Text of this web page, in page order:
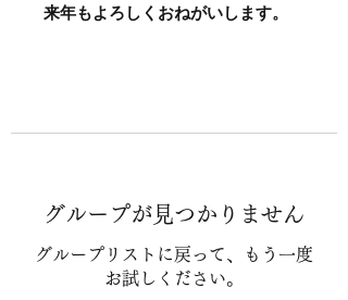
​来年もよろしくおねがいします。
グループが見つかりません
グループリストに戻って、もう一度
お試しください。